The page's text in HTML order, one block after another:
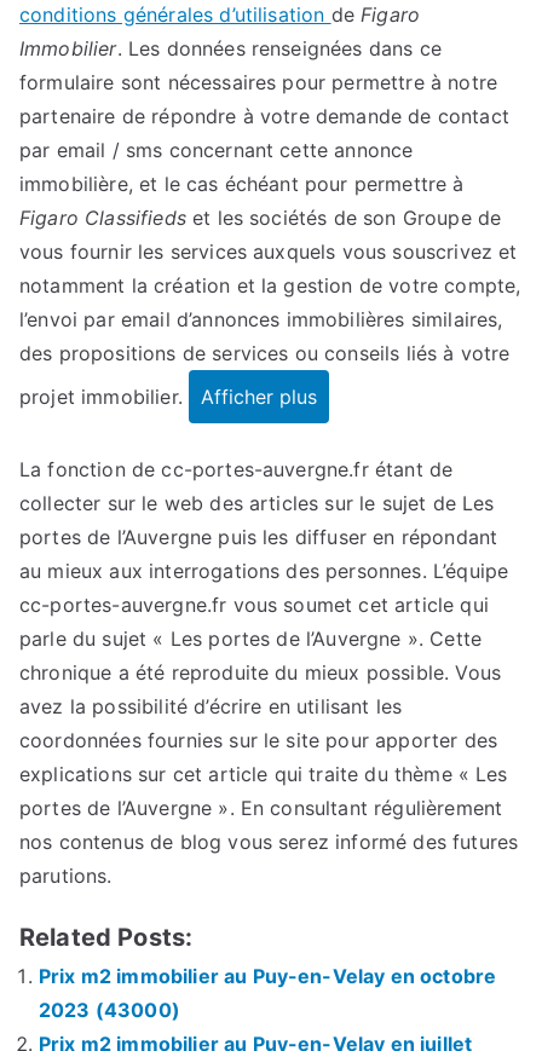
conditions générales d’utilisation de Figaro
Immobilier. Les données renseignées dans ce
formulaire sont nécessaires pour permettre à notre
partenaire de répondre à votre demande de contact
par email / sms concernant cette annonce
immobilière, et le cas échéant pour permettre à
Figaro Classifiedset les sociétés de son Groupe de
vous fournir les services auxquels vous souscrivez et
notamment la création et la gestion de votre compte,
l’envoi par email d’annonces immobilières similaires,
des propositions de services ou conseils liés à votre
projet immobilier.
Afficher plus
La fonction de cc-portes-auvergne.fr étant de
collecter sur le web des articles sur le sujet de Les
portes de l’Auvergne puis les diffuser en répondant
au mieux aux interrogations des personnes. L’équipe
cc-portes-auvergne.fr vous soumet cet article qui
parle du sujet « Les portes de l’Auvergne ». Cette
chronique a été reproduite du mieux possible. Vous
avez la possibilité d’écrire en utilisant les
coordonnées fournies sur le site pour apporter des
explications sur cet article qui traite du thème « Les
portes de l’Auvergne ». En consultant régulièrement
nos contenus de blog vous serez informé des futures
parutions.
Related Posts:
Prix m2 immobilier au Puy-en-Velay en octobre
2023 (43000)
Prix m2 immobilier au Puy-en-Velay en juillet